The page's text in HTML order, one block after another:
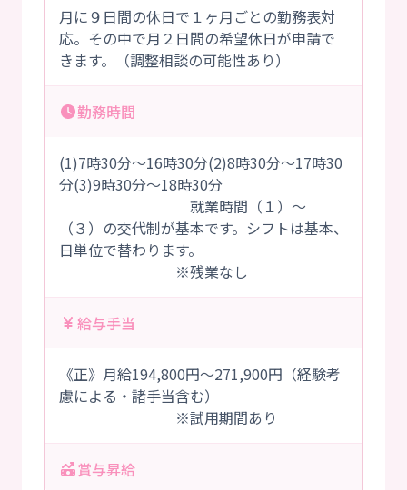
月に９日間の休日で１ヶ月ごとの勤務表対
応。その中で月２日間の希望休日が申請で
きます。（調整相談の可能性あり）
勤務時間
(1)7時30分～16時30分(2)8時30分～17時30
分(3)9時30分～18時30分
就業時間（１）～
（３）の交代制が基本です。シフトは基本、
日単位で替わります。
※残業なし
給与手当
《正》月給194,800円～271,900円（経験考
慮による・諸手当含む）
※試用期間あり
賞与昇給